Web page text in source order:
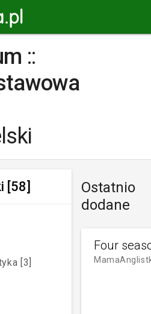
::
[58]
[3]
Ostatnio
dodane
Four